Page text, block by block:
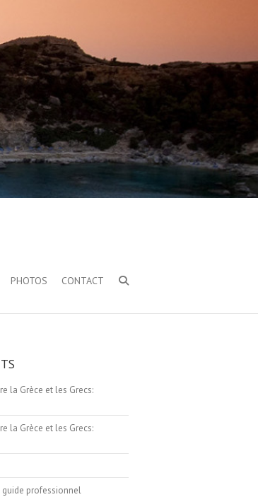
PHOTOS CONTACT
la Grèce et les Grecs:
la Grèce et les Grecs:
guide professionnel